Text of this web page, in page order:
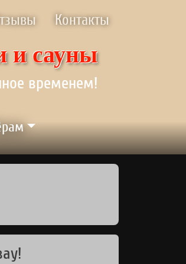
Контакты
и сауны
временем!